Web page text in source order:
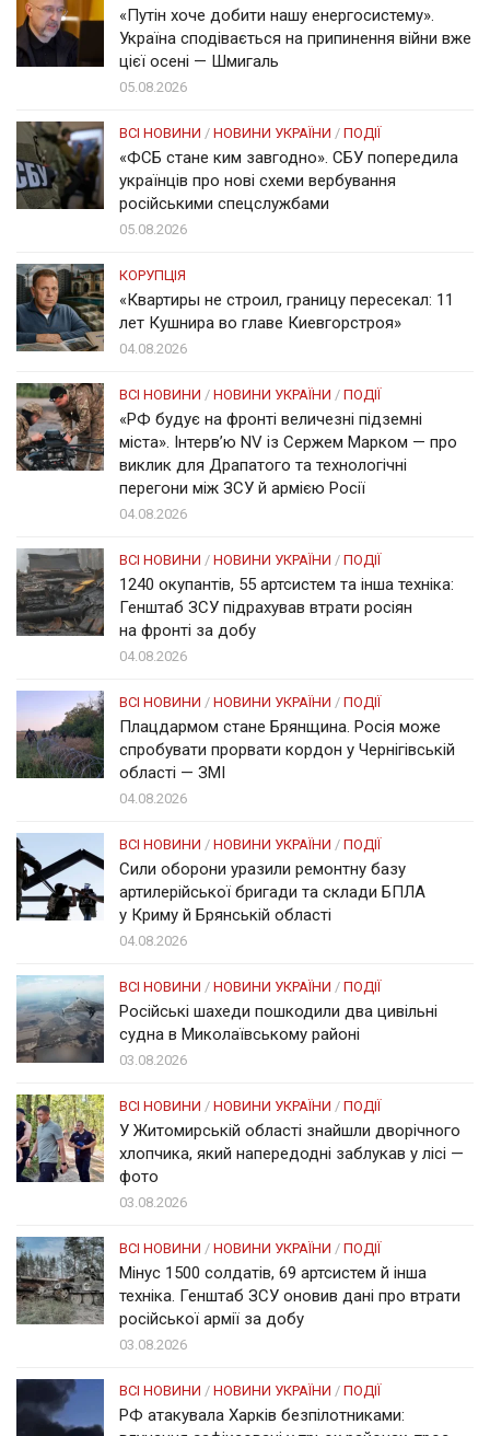
«Путін хоче добити нашу енергосистему».
Україна сподівається на припинення війни вже
цієї осені — Шмигаль
05.08.2026
ВСІ НОВИНИ / НОВИНИ УКРАЇНИ / ПОДІЇ
«ФСБ стане ким завгодно». СБУ попередила
українців про нові схеми вербування
російськими спецслужбами
05.08.2026
КОРУПЦІЯ
«Квартиры не строил, границу пересекал: 11
лет Кушнира во главе Киевгорстроя»
04.08.2026
ВСІ НОВИНИ / НОВИНИ УКРАЇНИ / ПОДІЇ
«РФ будує на фронті величезні підземні
міста». Інтерв’ю NV із Сержем Марком — про
виклик для Драпатого та технологічні
перегони між ЗСУ й армією Росії
04.08.2026
ВСІ НОВИНИ / НОВИНИ УКРАЇНИ / ПОДІЇ
1240 окупантів, 55 артсистем та інша техніка:
Генштаб ЗСУ підрахував втрати росіян
на фронті за добу
04.08.2026
ВСІ НОВИНИ / НОВИНИ УКРАЇНИ / ПОДІЇ
Плацдармом стане Брянщина. Росія може
спробувати прорвати кордон у Чернігівській
області — ЗМІ
04.08.2026
ВСІ НОВИНИ / НОВИНИ УКРАЇНИ / ПОДІЇ
Сили оборони уразили ремонтну базу
артилерійської бригади та склади БПЛА
у Криму й Брянській області
04.08.2026
ВСІ НОВИНИ / НОВИНИ УКРАЇНИ / ПОДІЇ
Російські шахеди пошкодили два цивільні
судна в Миколаївському районі
03.08.2026
ВСІ НОВИНИ / НОВИНИ УКРАЇНИ / ПОДІЇ
У Житомирській області знайшли дворічного
хлопчика, який напередодні заблукав у лісі —
фото
03.08.2026
ВСІ НОВИНИ / НОВИНИ УКРАЇНИ / ПОДІЇ
Мінус 1500 солдатів, 69 артсистем й інша
техніка. Генштаб ЗСУ оновив дані про втрати
російської армії за добу
03.08.2026
ВСІ НОВИНИ / НОВИНИ УКРАЇНИ / ПОДІЇ
РФ атакувала Харків безпілотниками: